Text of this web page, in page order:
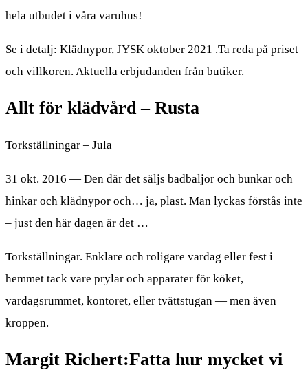
hela utbudet i våra varuhus!
Se i detalj: Klädnypor, JYSK oktober 2021 .Ta reda på priset
och villkoren. Aktuella erbjudanden från butiker.
Allt för klädvård – Rusta
Torkställningar – Jula
31 okt. 2016 — Den där det säljs badbaljor och bunkar och
hinkar och klädnypor och… ja, plast. Man lyckas förstås inte
– just den här dagen är det …
Torkställningar. Enklare och roligare vardag eller fest i
hemmet tack vare prylar och apparater för köket,
vardagsrummet, kontoret, eller tvättstugan — men även
kroppen.
Margit Richert:Fatta hur mycket vi